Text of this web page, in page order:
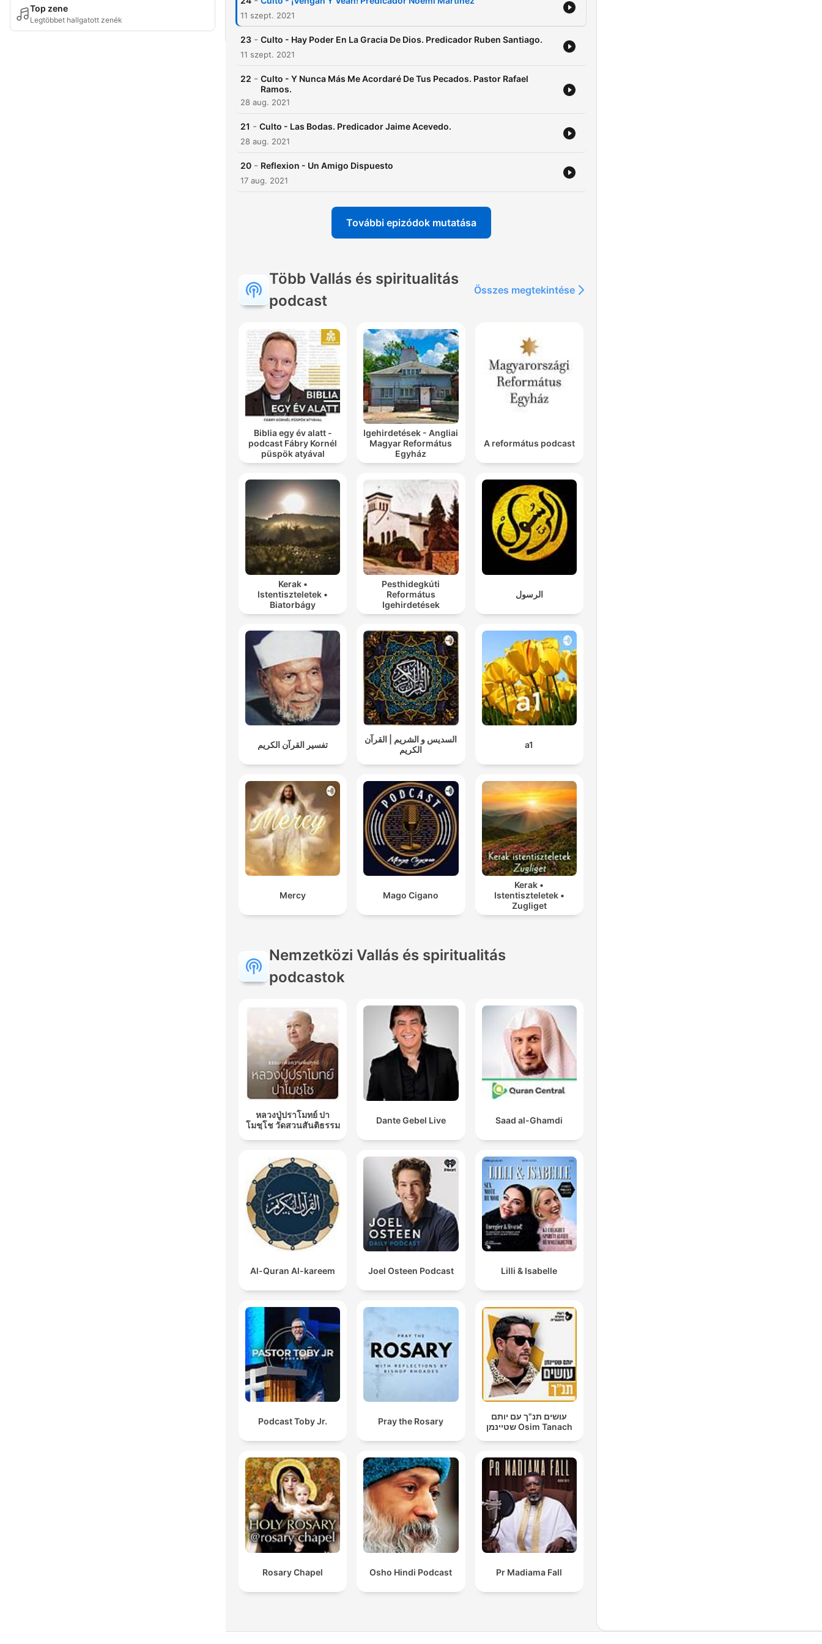
Top zene
Legtöbbet hallgatott zenék 11 szept. 2021
23 - Culto - Hay Poder En La Gracia De Dios. Predicador Ruben Santiago.
11 szept. 2021
22 - Culto - Y Nunca Más Me Acordaré De Tus Pecados. Pastor Rafael
Ramos.
28 aug. 2021
21 - Culto - Las Bodas. Predicador Jaime Acevedo.
28 aug. 2021
20 - Reflexion - Un Amigo Dispuesto
17 aug. 2021
További epizódok mutatása
Több Vallás és spiritualitás
podcast
Összes megtekintése
Biblia egy év alatt -
podcast Fábry Kornél
püspök atyával
Igehirdetések - Angliai
Magyar Református
Egyház
A református podcast
Kerak •
Istentiszteletek •
Biatorbágy
Pesthidegkúti
Református
Igehirdetések
الرسول
تفسير القرآن الكريم
السديس و الشريم | القرآن
الكريم
a1
Mercy Mago Cigano
Kerak •
Istentiszteletek •
Zugliget
Nemzetközi Vallás és spiritualitás
podcastok
หลวงปู่ปราโมทย์ ปา
โมชฺโช วัดสวนสันติธรรม
Dante Gebel Live Saad al-Ghamdi
Al-Quran Al-kareem Joel Osteen Podcast Lilli & Isabelle
Podcast Toby Jr. Pray the Rosary
עושים תנ"ך עם יותם
שטיינמן Osim Tanach
Rosary Chapel Osho Hindi Podcast Pr Madiama Fall